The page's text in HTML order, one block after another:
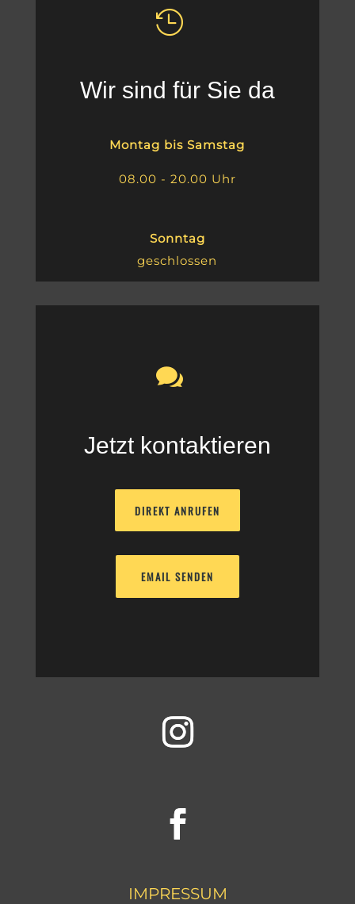
Wir sind für Sie da
Montag bis Samstag
08.00 - 20.00 Uhr
Sonntag
geschlossen
Jetzt kontaktieren
DIREKT ANRUFEN
EMAIL SENDEN
IMPRESSUM